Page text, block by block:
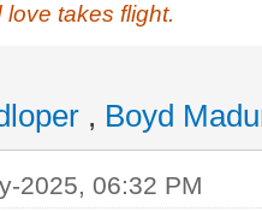
love takes flight.
, Boyd
2025, 06:32 PM